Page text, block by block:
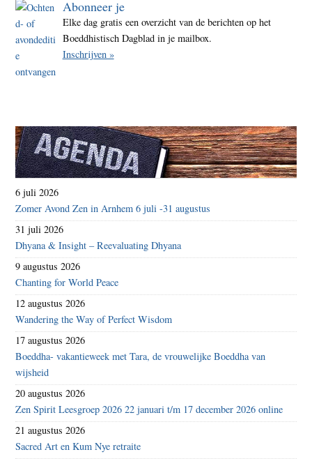
Abonneer je
Elke dag gratis een overzicht van de berichten op het
Boeddhistisch Dagblad in je mailbox.
Inschrijven »
6 juli 2026
Zomer Avond Zen in Arnhem 6 juli -31 augustus
31 juli 2026
Dhyana & Insight – Reevaluating Dhyana
9 augustus 2026
Chanting for World Peace
12 augustus 2026
Wandering the Way of Perfect Wisdom
17 augustus 2026
Boeddha- vakantieweek met Tara, de vrouwelijke Boeddha van
wijsheid
20 augustus 2026
Zen Spirit Leesgroep 2026 22 januari t/m 17 december 2026 online
21 augustus 2026
Sacred Art en Kum Nye retraite